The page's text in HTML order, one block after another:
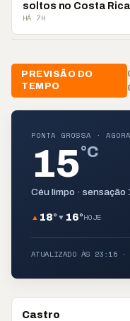
soltos no Costa Rica
HÁ 7H
PREVISÃO DO
TEMPO
PONTA GROSSA · AGORA
15°C
Céu limpo · sensação
▲ 18° ▼ 16°HOJE
ATUALIZADO ÀS 23:15 ·
Castro